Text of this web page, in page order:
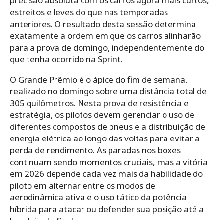
estreitos e leves do que nas temporadas
anteriores. O resultado desta sessão determina
exatamente a ordem em que os carros alinharão
para a prova de domingo, independentemente do
que tenha ocorrido na Sprint.
O Grande Prêmio é o ápice do fim de semana,
realizado no domingo sobre uma distância total de
305 quilômetros. Nesta prova de resistência e
estratégia, os pilotos devem gerenciar o uso de
diferentes compostos de pneus e a distribuição de
energia elétrica ao longo das voltas para evitar a
perda de rendimento. As paradas nos boxes
continuam sendo momentos cruciais, mas a vitória
em 2026 depende cada vez mais da habilidade do
piloto em alternar entre os modos de
aerodinâmica ativa e o uso tático da potência
híbrida para atacar ou defender sua posição até a